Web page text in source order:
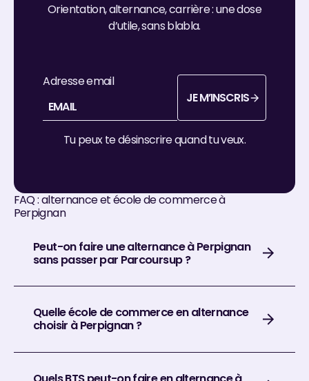
Orientation, alternance, carrière : une dose
d’utile, sans blabla.
Adresse email
je m’inscris
JE M’INSCRIS
Tu peux te désinscrire quand tu veux.
FAQ : alternance et école de commerce à
Perpignan
Peut-on faire une alternance à Perpignan
sans passer par Parcoursup ?
Quelle école de commerce en alternance
choisir à Perpignan ?